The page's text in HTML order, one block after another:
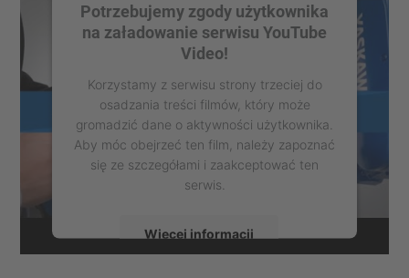
Potrzebujemy zgody użytkownika
na załadowanie serwisu YouTube
Video!
Korzystamy z serwisu strony trzeciej do
osadzania treści filmów, który może
gromadzić dane o aktywności użytkownika.
Aby móc obejrzeć ten film, należy zapoznać
się ze szczegółami i zaakceptować ten
serwis.
Więcej informacji